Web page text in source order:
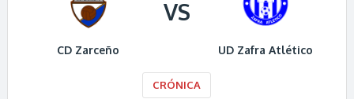
CD Zarceño
VS
UD Zafra Atlético
CRÓNICA